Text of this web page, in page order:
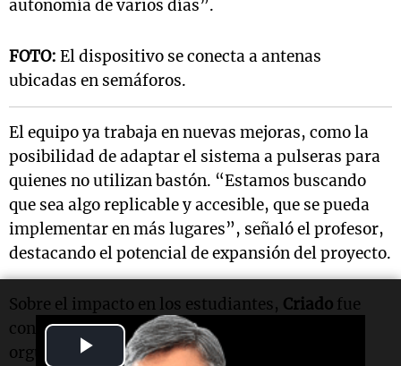
Play
autonomía de varios días”.
FOTO: El dispositivo se conecta a antenas
ubicadas en semáforos.
El equipo ya trabaja en nuevas mejoras, como la
posibilidad de adaptar el sistema a pulseras para
quienes no utilizan bastón. “Estamos buscando
que sea algo replicable y accesible, que se pueda
implementar en más lugares”, señaló el profesor,
destacando el potencial de expansión del proyecto.
Sobre el impacto en los estudiantes, Criado fue
contundente: “Están muy emocionados y
orgullosos. Lograron algo que ni ellos